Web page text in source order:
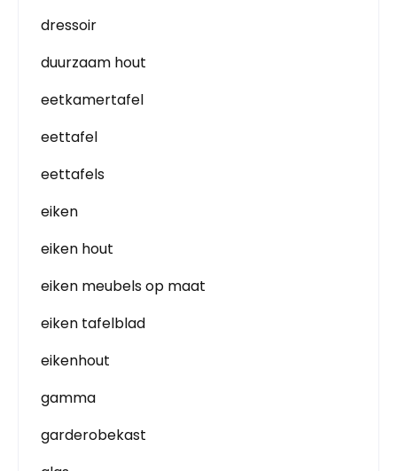
dressoir
duurzaam hout
eetkamertafel
eettafel
eettafels
eiken
eiken hout
eiken meubels op maat
eiken tafelblad
eikenhout
gamma
garderobekast